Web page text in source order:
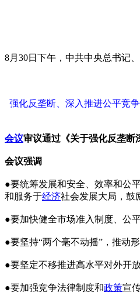
8月30日下午，中共中央总书记
强化反垄断、深入推进公平竞
会议审议通过《关于强化反垄断
会议强调
●要统筹发展和安全、效率和公
和服务于经济社会发展大局，鼓
●要加快健全市场准入制度、公
●要坚持“两个毫不动摇”，推动
●要坚定不移推进高水平对外开
●要加强竞争法律制度和政策宣